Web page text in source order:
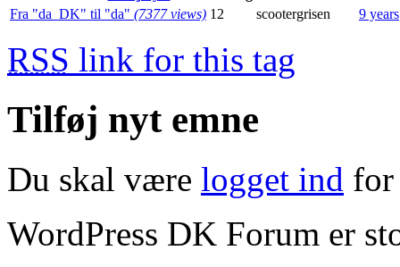
Fra "da_DK" til "da" (7377 views) 12 scootergrisen 9 years
RSS link for this tag
Tilføj nyt emne
Du skal være logget ind for
WordPress DK Forum er